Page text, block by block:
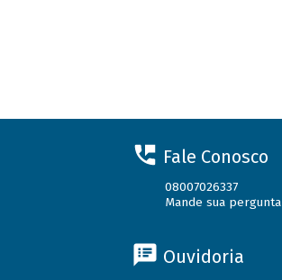
Fale Conosco
08007026337
Mande sua pergunta
Ouvidoria